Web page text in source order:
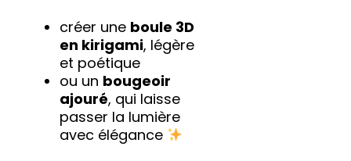
créer une boule 3D
en kirigami, légère
et poétique
ou un bougeoir
ajouré, qui laisse
passer la lumière
avec élégance